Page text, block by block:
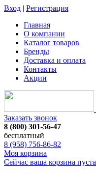
Вход | Регистрация
Главная
О компании
Каталог товаров
Бренды
Доставка и оплата
Контакты
Акции
Заказать звонок
8 (800) 301-56-47
бесплатный
8 (958) 756-86-82
Моя корзина
Сейчас ваша корзина пуста